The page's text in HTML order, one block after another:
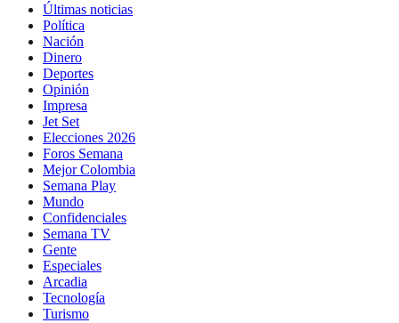
Últimas noticias
Política
Nación
Dinero
Deportes
Opinión
Impresa
Jet Set
Elecciones 2026
Foros Semana
Mejor Colombia
Semana Play
Mundo
Confidenciales
Semana TV
Gente
Especiales
Arcadia
Tecnología
Turismo